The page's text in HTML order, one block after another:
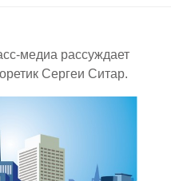
медиа рассуждает
Сергеи Ситар.